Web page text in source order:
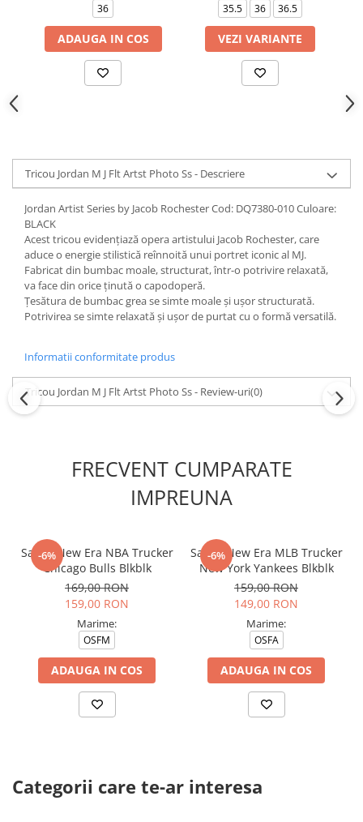
36
ADAUGA IN COS
35.5 36 36.5
VEZI VARIANTE
Tricou Jordan M J Flt Artst Photo Ss - Descriere
Jordan Artist Series by Jacob Rochester Cod: DQ7380-010 Culoare:
BLACK
Acest tricou evidențiază opera artistului Jacob Rochester, care
aduce o energie stilistică reînnoită unui portret iconic al MJ.
Fabricat din bumbac moale, structurat, într-o potrivire relaxată,
va face din orice ținută o capodoperă.
Țesătura de bumbac grea se simte moale și ușor structurată.
Potrivirea se simte relaxată și ușor de purtat cu o formă versatilă.
Informatii conformitate produs
Tricou Jordan M J Flt Artst Photo Ss - Review-uri(0)
FRECVENT CUMPARATE
IMPREUNA
-6%
Sapca New Era NBA Trucker
Chicago Bulls Blkblk
169,00 RON
159,00 RON
Marime:
OSFM
ADAUGA IN COS
-6%
Sapca New Era MLB Trucker
New York Yankees Blkblk
159,00 RON
149,00 RON
Marime:
OSFA
ADAUGA IN COS
Categorii care te-ar interesa